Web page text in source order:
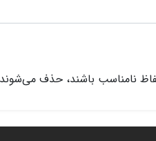
نامناسب باشند، حذف